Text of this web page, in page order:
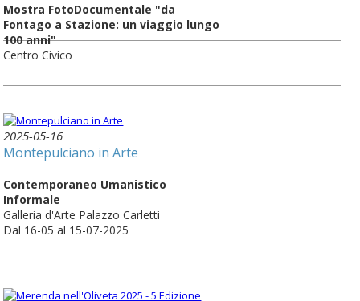
Mostra FotoDocumentale "da
Fontago a Stazione: un viaggio lungo
100 anni"
Centro Civico
2025-05-16
Montepulciano in Arte
Contemporaneo Umanistico
Informale
Galleria d'Arte Palazzo Carletti
Dal 16-05 al 15-07-2025